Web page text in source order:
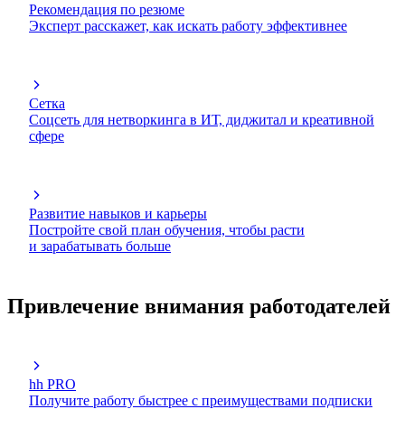
Рекомендация по резюме
Эксперт расскажет, как искать работу эффективнее
Сетка
Соцсеть для нетворкинга в ИТ, диджитал и креативной
сфере
Развитие навыков и карьеры
Постройте свой план обучения, чтобы расти
и зарабатывать больше
Привлечение внимания работодателей
hh PRO
Получите работу быстрее с преимуществами подписки